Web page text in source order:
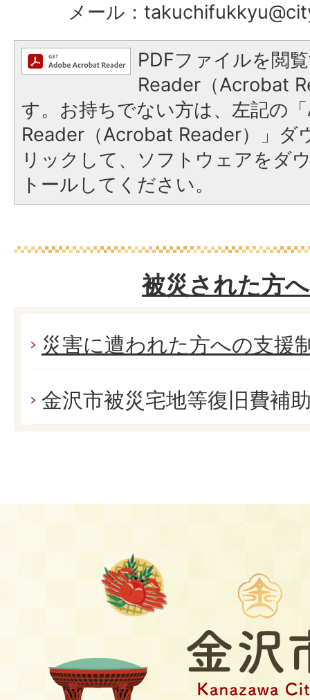
メール：
PDFファイルを閲
Reader（Acrobat
す。お持ちでない方は、左記の
Reader（Acrobat Reader）」ダ
リックして、ソフトウェアをダ
トールしてください。
被災された方
災害に遭われた方への支援
金沢市被災宅地等復旧費補